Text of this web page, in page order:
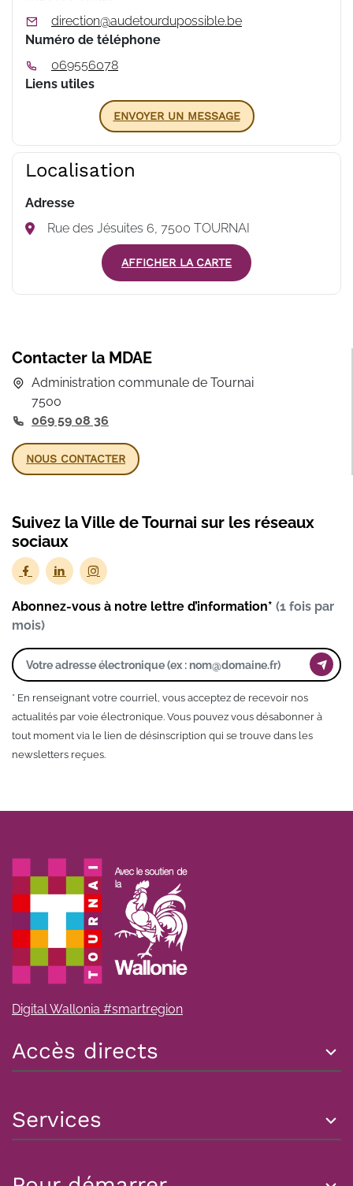
direction@audetourdupossible.be
Numéro de téléphone
069556078
Liens utiles
ENVOYER UN MESSAGE
Localisation
Adresse
Rue des Jésuites 6, 7500 TOURNAI
AFFICHER LA CARTE
Contacter la MDAE
Administration communale de Tournai
7500
069 59 08 36
NOUS CONTACTER
Suivez la Ville de Tournai sur les réseaux
sociaux
Abonnez-vous à notre lettre d’information* (1 fois par
mois)
* En renseignant votre courriel, vous acceptez de recevoir nos
actualités par voie électronique. Vous pouvez vous désabonner à
tout moment via le lien de désinscription qui se trouve dans les
newsletters reçues.
Digital Wallonia #smartregion
Accès directs
Services